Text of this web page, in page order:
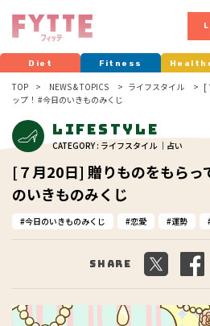
Diet Fitness
TOP NEWS & TOPICS ライフスタイル
[
ップ！ #今日のいきものみくじ
Lifestyle
CATEGORY : ライフスタイル ｜占い
[７月20日] 贈りものをもらっ
のいきものみくじ
今日のいきものみくじ 恋愛 運勢
Share